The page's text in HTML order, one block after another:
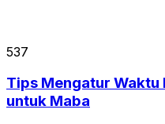
537
Tips Mengatur Waktu
untuk Maba